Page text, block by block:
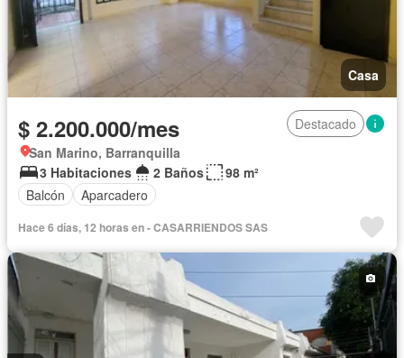
Casa
$ 2.200.000/mes
Destacado
San Marino, Barranquilla
3 Habitaciones
2 Baños
98 m²
Balcón
Aparcadero
Hace 6 días, 12 horas en - CASARRIENDOS SAS